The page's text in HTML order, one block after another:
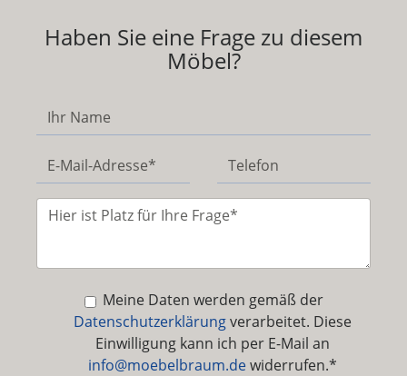
Haben Sie eine Frage zu diesem
Möbel?
Meine Daten werden gemäß der
Datenschutzerklärungverarbeitet. Diese
Einwilligung kann ich per E-Mail an
info@moebelbraum.dewiderrufen.*